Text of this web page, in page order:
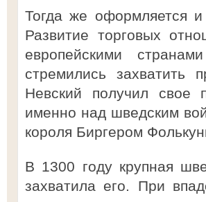
Тогда же оформляется
Развитие торговых
европейскими
стремились захватить
Невский получил свое
именно над шведским
короля Биргером
В 1300 году крупная
захватила его. При